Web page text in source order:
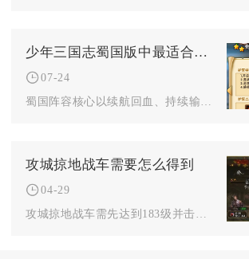
少年三国志蜀国版中最适合的坐骑是什么
07-24
攻城掠地战车需要怎么得到
04-29